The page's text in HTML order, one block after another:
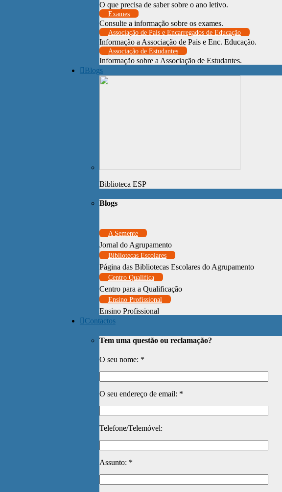
O que precisa de saber sobre o ano letivo.
Exames
Consulte a informação sobre os exames.
Associação de Pais e Encarregados de Educação
Informação a Associação de Pais e Enc. Educação.
Associação de Estudantes
Informação sobre a Associação de Estudantes.
Blogs
Biblioteca ESP
Blogs
A Semente
Jornal do Agrupamento
Bibliotecas Escolares
Página das Bibliotecas Escolares do Agrupamento
Centro Qualifica
Centro para a Qualificação
Ensino Profissional
Ensino Profissional
Contactos
Tem uma questão ou reclamação?
O seu nome: *
O seu endereço de email: *
Telefone/Telemóvel:
Assunto: *